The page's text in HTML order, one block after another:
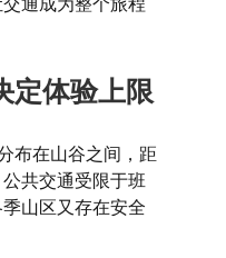
定体验上限
布在山谷之间，距
共交通受限于班
山区又存在安全